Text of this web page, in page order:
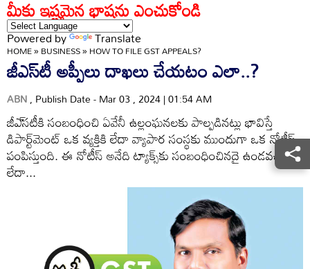
మీకు ఇష్టమైన భాషను ఎంచుకోండి
Powered by Translate
HOME»BUSINESS»HOW TO FILE GST APPEALS?
జీఎస్‌టీ అప్పీలు దాఖలు చేయటం ఎలా..?
ABN, Publish Date - Mar 03 , 2024 | 01:54 AM
జీఎ్‌సటీకి సంబంధించి ఏవేనీ ఉల్లంఘనలకు పాల్పడినట్లు భావిస్తే
డిపార్ట్‌మెంట్‌ ఒక వ్యక్తికి లేదా వ్యాపార సంస్థకు ముందుగా ఒక నోటీస్‌
పంపిస్తుంది. ఈ నోటీస్‌ అనేది ట్యాక్స్‌కు సంబంధించినదై ఉండవచ్చు
లేదా...